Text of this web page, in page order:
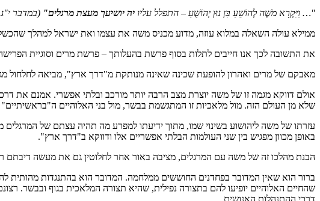
"… וַיִּקְרָא מֹשֶׁה לְהוֹשֵׁעַ בִּן נוּן יְהוֹשֻׁעַ – התפלל עליו יה יושיעך מעצת מרגלים" (במדבר
ממילא עולה השאלה במלוא עוזה, מדוע מכניס משה את עצמו ואת ישראל למהלך
את התשובה לכך אנו חייבים לתלות בסוף פרשת בהעלותך – פרשת מרים וסוגיית
מאבקם של מרים ואהרון להופעת שכינה שאינה מנותקת מ"דרך ארץ", מביאה לחלחול
אולם דווקא מגמה זו של משה יוצרת מצב הרבה יותר מורכב ובלתי אפשרי. אמנם את
שלא מן העולם הזה. מול מלאכיות זו המתגשמת בבשר, מול בני האלוהיים
עזרתו של משה ליהושוע בשינוי שמו, מתוך ידיעתו למפרע מה תהיה עצתם של
באופן מכוון מפגיש בין שני העולמות הבלתי אפשריים אלו ודווקא ב"דרך ארץ".
הבנת מהלכו זה של משה עם המרגלים, מציבה באור אחר לחלוטין גם את מעשה דיבתם
ברור הוא שאין המדובר בפחדנים החוששים ממלחמה. המדובר הוא בהתנגדות מהותית
שהחיים האלוהיים יופיעו להם בתצורה נפילית, שהיא תצורה המלאכית בגוף ובבשר.
דרכי ההתנהלות האנושית.